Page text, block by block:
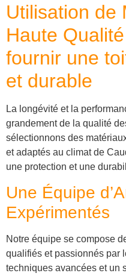
Utilisation de
Haute
fournir une
et durable
La longévité et la
grandement de la qualité
sélectionnons des
et adaptés au climat de
une protection et une
Une Équipe
Expérimentés
Notre équipe se compose
qualifiés et passionnés par
techniques avancées et un